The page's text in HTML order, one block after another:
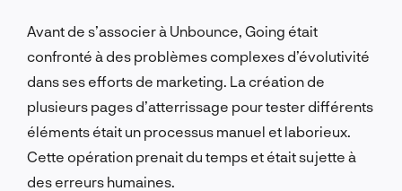
Avant de s’associer à Unbounce, Going était
confronté à des problèmes complexes d’évolutivité
dans ses efforts de marketing. La création de
plusieurs pages d’atterrissage pour tester différents
éléments était un processus manuel et laborieux.
Cette opération prenait du temps et était sujette à
des erreurs humaines.